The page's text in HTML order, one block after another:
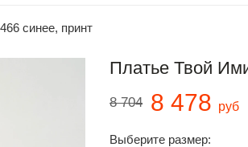
синее, принт
Платье Твой
8 704 8 478 руб
Выберите размер: